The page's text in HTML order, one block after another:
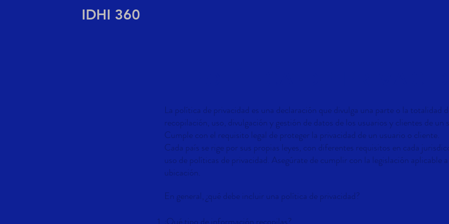
IDHI 360
La política de privacidad es una declaración que divulga una parte o la totalidad
recopilación, uso, divulgación y gestión de datos de los usuarios y clientes de un
Cumple con el requisito legal de proteger la privacidad de un usuario o cliente.
Cada país se rige por sus propias leyes, con diferentes requisitos en cada
uso de políticas de privacidad. Asegúrate de cumplir con la legislación aplicable
ubicación.
En general, ¿qué debe incluir una política de privacidad?